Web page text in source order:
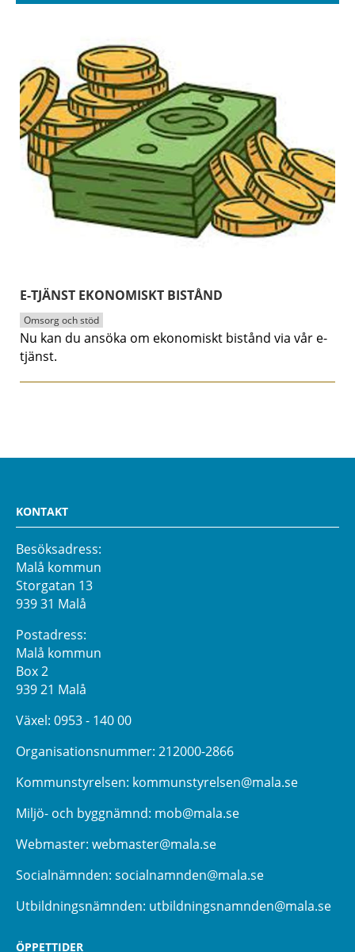
E-TJÄNST EKONOMISKT BISTÅND
Omsorg och stöd
Nu kan du ansöka om ekonomiskt bistånd via vår e-
tjänst.
KONTAKT
Besöksadress:
Malå kommun
Storgatan 13
939 31 Malå
Postadress:
Malå kommun
Box 2
939 21 Malå
Växel: 0953 - 140 00
Organisationsnummer: 212000-2866
Kommunstyrelsen: kommunstyrelsen@mala.se
Miljö- och byggnämnd: mob@mala.se
Webmaster: webmaster@mala.se
Socialnämnden: socialnamnden@mala.se
Utbildningsnämnden: utbildningsnamnden@mala.se
ÖPPETTIDER